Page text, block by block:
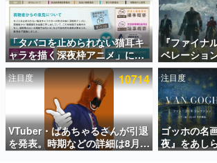
ゲームの企画書
名作ゲームクリエイターの方々に製
聞きし、ヒットする企画（ゲーム）
きます。
赫本
この物語を解いてはいけない。『赫
の形をした短編ホラー小説集です。
新世代に訊く
これからのデジタルゲーム市場を担
の姿を追い、彼らのルーツと情熱を
「タバコを止められない猫耳キ
ャラを描く深夜枠アニメ」に視
聴者の一部から批判意見。違法
薬物の使用と思しき描写も含め
て、BPOが議論を交わす
『ファイナ
ベレーショ
26日早朝に
メイクシリ
「
ナイトライ
の浜口直樹
注目度 10714
VTuber・ばあちゃるさんが引退
を発表。時期などの詳細は8月9
日15時からの配信で説明
注目度
ゴッホの名
夜』をあし
ッグなどが